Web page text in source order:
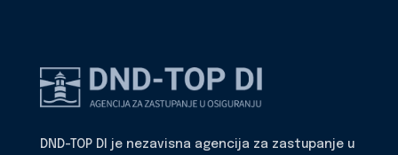
DND-TOP DI je nezavisna agencija za zastupanje u